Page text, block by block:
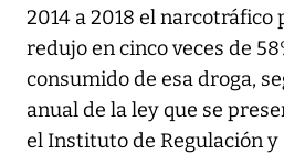
2014 a 2018 el narcotráfico
redujo en cinco veces de
consumido de esa droga,
anual de la ley que se
el Instituto de Regulación